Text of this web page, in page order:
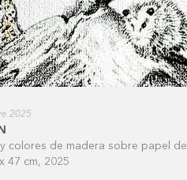
2025
colores de madera sobre papel de
47 cm, 2025